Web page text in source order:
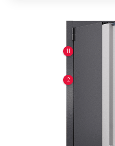
2
11